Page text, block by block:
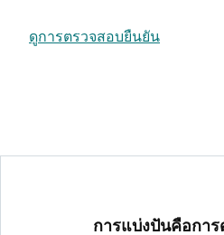
ดูการตรวจสอบยืนยัน
การแบ่งปันคือการ